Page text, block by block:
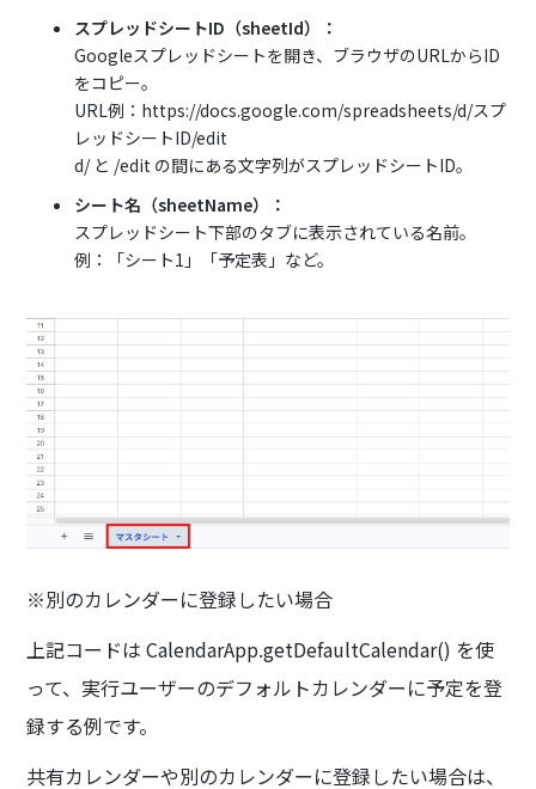
スプレッドシートID（sheetId）：
Googleスプレッドシートを開き、ブラウザのURLからID
をコピー。
URL例：https://docs.google.com/spreadsheets/d/スプ
レッドシートID/edit
d/ と /edit の間にある文字列がスプレッドシートID。
シート名（sheetName）：
スプレッドシート下部のタブに表示されている名前。
例：「シート1」「予定表」など。
※別のカレンダーに登録したい場合
上記コードは CalendarApp.getDefaultCalendar() を使
って、実行ユーザーのデフォルトカレンダーに予定を登
録する例です。
共有カレンダーや別のカレンダーに登録したい場合は、